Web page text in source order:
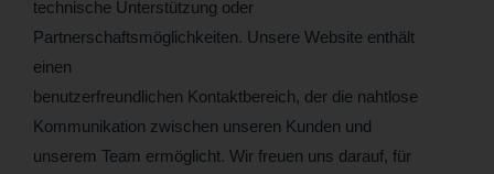
technische Unterstützung oder
Partnerschaftsmöglichkeiten. Unsere Website enthält
einen
benutzerfreundlichen Kontaktbereich, der die nahtlose
Kommunikation zwischen unseren Kunden und
unserem Team ermöglicht. Wir freuen uns darauf, für